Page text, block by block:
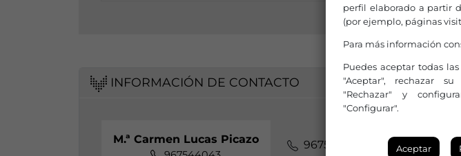
INFORMACIÓN DE CONTACTO
M.ª Carmen Lucas Picazo
967544043
perfil elaborado a partir
(por ejemplo, páginas
Para más información
Puedes aceptar todas
"Aceptar", rechazar
"Rechazar" y
"Configurar".
Aceptar